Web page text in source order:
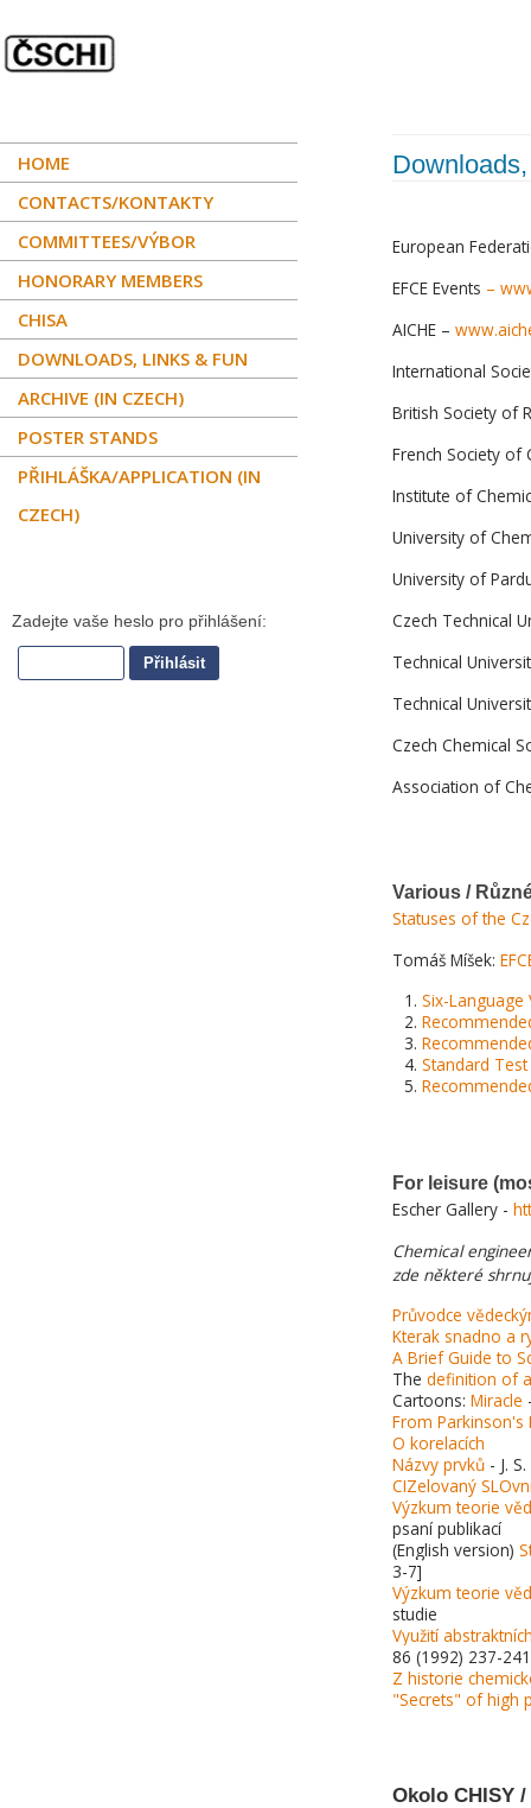
HOME
CONTACTS/KONTAKTY
COMMITTEES/VÝBOR
HONORARY MEMBERS
CHISA
DOWNLOADS, LINKS & FUN
ARCHIVE (IN CZECH)
POSTER STANDS
PŘIHLÁŠKA/APPLICATION (IN
CZECH)
European
EFCE Events –
AICHE –
International
British Society of
French Society of
Institute of
University of
University of
Czech Technical
Technical
Technical
Czech Chemical
Association of
Various /
Statuses of the
Tomáš Míšek:
Six-
Standard
For leisure
Escher Gallery -
Chemical
zde některé
Průvodce
Kterak snadno a
A Brief Guide to
The definition of
Cartoons: Miracle
From Parkinson's
O korelacích
Názvy prvků - J.
CIZelovaný
Výzkum teorie
psaní publikací
(English version)
3-7]
Výzkum teorie
studie
Využití
86 (1992) 237-
Z historie
"Secrets" of high
Okolo CHISY